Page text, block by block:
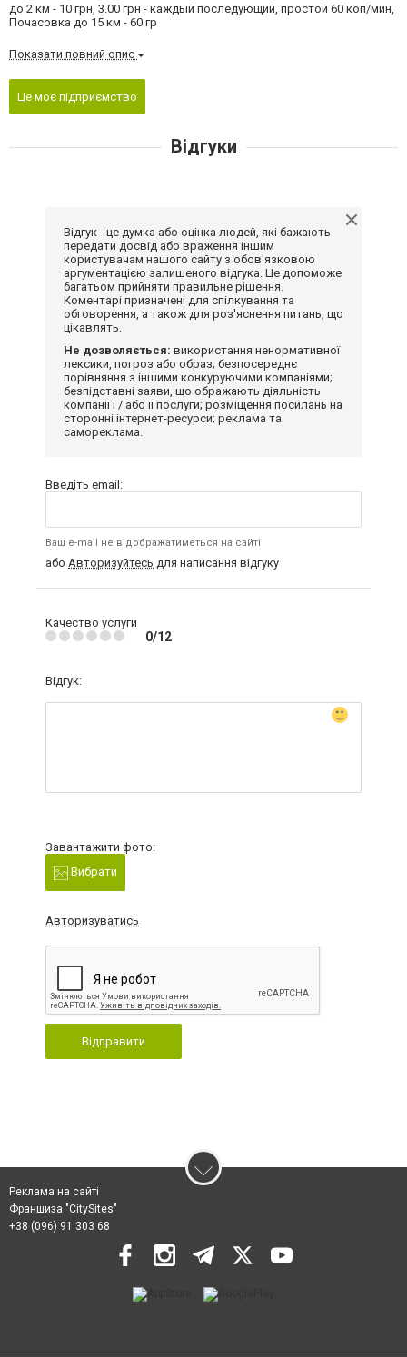
до 2 км - 10 грн, 3.00 грн - каждый последующий, простой 60 коп/мин,
Почасовка до 15 км - 60 гр
Показати повний опис
Це моє підприємство
Відгуки
Відгук - це думка або оцінка людей, які бажають
передати досвід або враження іншим
користувачам нашого сайту з обов'язковою
аргументацією залишеного відгука. Це допоможе
багатьом прийняти правильне рішення.
Коментарі призначені для спілкування та
обговорення, а також для роз'яснення питань, що
цікавлять.
Не дозволяється: використання ненормативної
лексики, погроз або образ; безпосереднє
порівняння з іншими конкуруючими компаніями;
безпідставні заяви, що ображають діяльність
компанії і / або її послуги; розміщення посилань на
сторонні інтернет-ресурси; реклама та
самореклама.
Введіть email:
Ваш e-mail не відображатиметься на сайті
або Авторизуйтесь для написання відгуку
Качество услуги
0/12
Відгук:
Завантажити фото:
Вибрати
Авторизуватись
Відправити
Реклама на сайті
Франшиза "CitySites"
+38 (096) 91 303 68